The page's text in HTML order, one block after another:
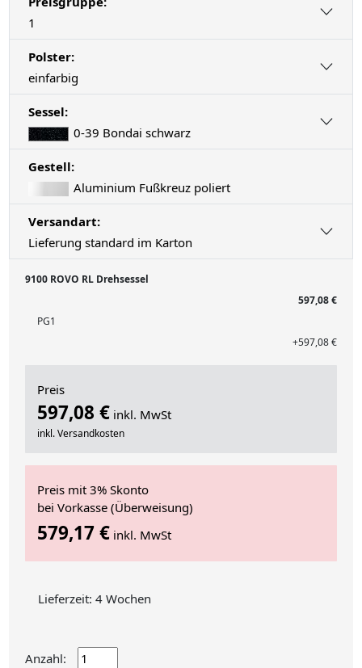
1
Polster:
einfarbig
Sessel:
0-39 Bondai schwarz
Gestell:
Aluminium Fußkreuz poliert
Versandart:
Lieferung standard im Karton
9100 ROVO RL Drehsessel
597,08 €
PG1
+597,08 €
Preis
597,08 € inkl. MwSt
inkl. Versandkosten
Preis mit 3% Skonto
bei Vorkasse (Überweisung)
579,17 € inkl. MwSt
Lieferzeit: 4 Wochen
Anzahl: